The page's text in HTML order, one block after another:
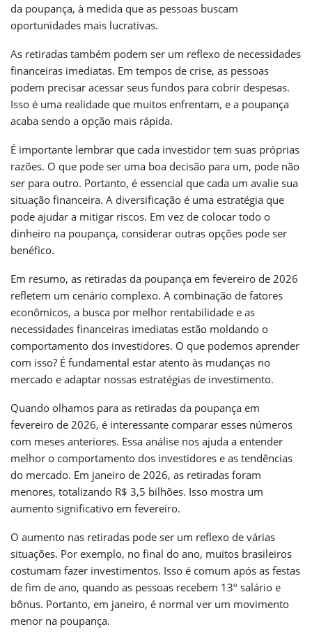
da poupança, à medida que as pessoas buscam
oportunidades mais lucrativas.
As retiradas também podem ser um reflexo de necessidades
financeiras imediatas. Em tempos de crise, as pessoas
podem precisar acessar seus fundos para cobrir despesas.
Isso é uma realidade que muitos enfrentam, e a poupança
acaba sendo a opção mais rápida.
É importante lembrar que cada investidor tem suas próprias
razões. O que pode ser uma boa decisão para um, pode não
ser para outro. Portanto, é essencial que cada um avalie sua
situação financeira. A diversificação é uma estratégia que
pode ajudar a mitigar riscos. Em vez de colocar todo o
dinheiro na poupança, considerar outras opções pode ser
benéfico.
Em resumo, as retiradas da poupança em fevereiro de 2026
refletem um cenário complexo. A combinação de fatores
econômicos, a busca por melhor rentabilidade e as
necessidades financeiras imediatas estão moldando o
comportamento dos investidores. O que podemos aprender
com isso? É fundamental estar atento às mudanças no
mercado e adaptar nossas estratégias de investimento.
Quando olhamos para as retiradas da poupança em
fevereiro de 2026, é interessante comparar esses números
com meses anteriores. Essa análise nos ajuda a entender
melhor o comportamento dos investidores e as tendências
do mercado. Em janeiro de 2026, as retiradas foram
menores, totalizando R$ 3,5 bilhões. Isso mostra um
aumento significativo em fevereiro.
O aumento nas retiradas pode ser um reflexo de várias
situações. Por exemplo, no final do ano, muitos brasileiros
costumam fazer investimentos. Isso é comum após as festas
de fim de ano, quando as pessoas recebem 13º salário e
bônus. Portanto, em janeiro, é normal ver um movimento
menor na poupança.